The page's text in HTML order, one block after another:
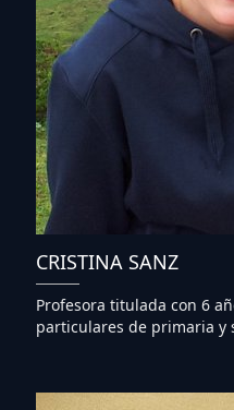
CRISTINA SANZ
Profesora titulada con 6
particulares de primaria y